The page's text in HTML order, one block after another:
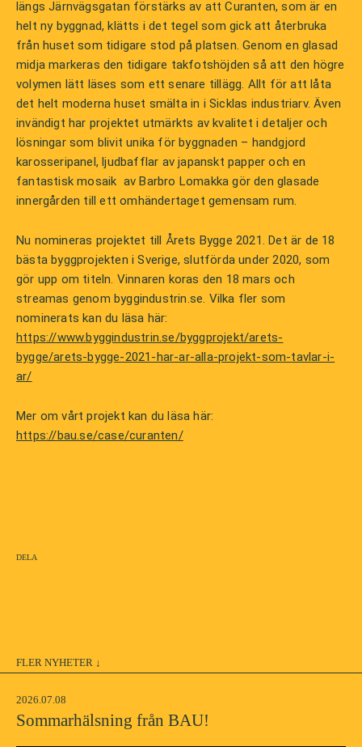
längs Järnvägsgatan förstärks av att Curanten, som är en
helt ny byggnad, klätts i det tegel som gick att återbruka
från huset som tidigare stod på platsen. Genom en glasad
midja markeras den tidigare takfotshöjden så att den högre
volymen lätt läses som ett senare tillägg. Allt för att låta
det helt moderna huset smälta in i Sicklas industriarv. Även
invändigt har projektet utmärkts av kvalitet i detaljer och
lösningar som blivit unika för byggnaden – handgjord
karosseripanel, ljudbafflar av japanskt papper och en
fantastisk mosaik av Barbro Lomakka gör den glasade
innergården till ett omhändertaget gemensam rum.
Nu nomineras projektet till Årets Bygge 2021. Det är de 18
bästa byggprojekten i Sverige, slutförda under 2020, som
gör upp om titeln. Vinnaren koras den 18 mars och
streamas genom byggindustrin.se. Vilka fler som
nominerats kan du läsa här:
https://www.byggindustrin.se/byggprojekt/arets-
bygge/arets-bygge-2021-har-ar-alla-projekt-som-tavlar-i-
ar/
Mer om vårt projekt kan du läsa här:
https://bau.se/case/curanten/
FLER NYHETER
2026.07.08
Sommarhälsning från BAU!